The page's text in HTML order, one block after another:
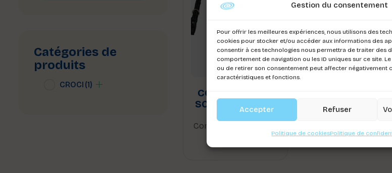
Gestion du consentement
Pour offrir les meilleures expériences, nous utilisons des
cookies pour stocker et/ou accéder aux informations des
consentir à ces technologies nous permettra de traiter des
comportement de navigation ou les ID uniques sur ce site.
ou de retirer son consentement peut affecter négativement
caractéristiques et fonctions.
Accepter Refuser
Politique de cookiesPolitique de
Catégories de
produits
CROCI (1)
COLLIER NYLON
SOFT REFLECTIF
Connectez-vous pour